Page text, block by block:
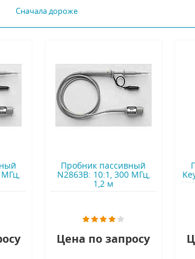
Сначала дороже
Пробник пассивный
N2863B: 10:1, 300 МГц,
1,2 м
Цена по запросу